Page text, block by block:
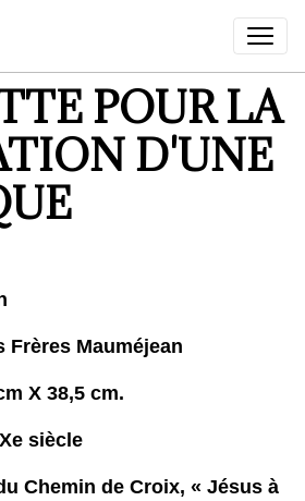
POUR LA
D'UNE
Frères Mauméjean
X 38,5 cm.
siècle
Chemin de Croix, « Jésus à